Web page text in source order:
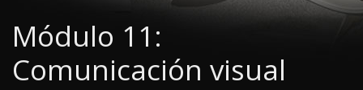
Módulo 11:
Comunicación visual